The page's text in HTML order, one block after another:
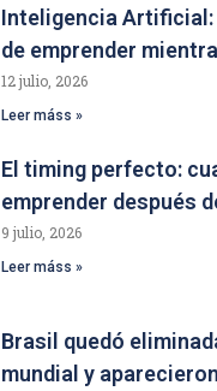
Inteligencia Artificial:
de emprender
12 julio, 2026
Leer máss »
El timing perfecto:
emprender después
9 julio, 2026
Leer máss »
Brasil quedó
mundial y